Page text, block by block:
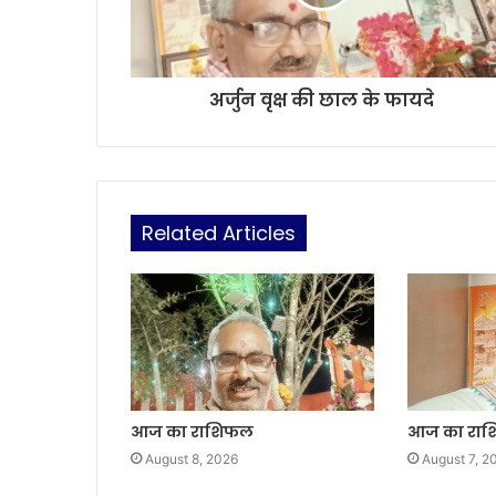
अर्जुन वृक्ष की छाल के फायदे
Related Articles
आज का राशिफल
August 8, 2026
आज का
August 7,